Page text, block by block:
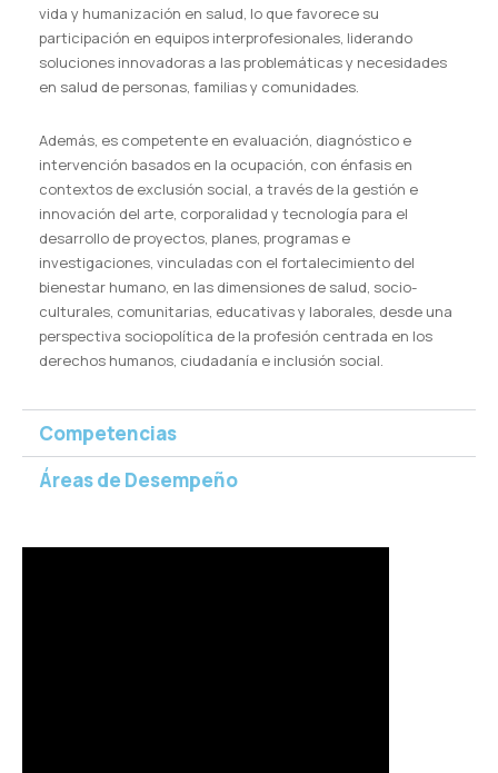
vida y humanización en salud, lo que favorece su
participación en equipos interprofesionales, liderando
soluciones innovadoras a las problemáticas y necesidades
en salud de personas, familias y comunidades.
Además, es competente en evaluación, diagnóstico e
intervención basados en la ocupación, con énfasis en
contextos de exclusión social, a través de la gestión e
innovación del arte, corporalidad y tecnología para el
desarrollo de proyectos, planes, programas e
investigaciones, vinculadas con el fortalecimiento del
bienestar humano, en las dimensiones de salud, socio-
culturales, comunitarias, educativas y laborales, desde una
perspectiva sociopolítica de la profesión centrada en los
derechos humanos, ciudadanía e inclusión social.
Competencias
Áreas de Desempeño